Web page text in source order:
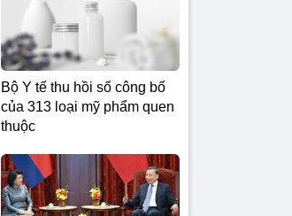
Bộ Y tế thu hồi số công bố
của 313 loại mỹ phẩm quen
thuộc